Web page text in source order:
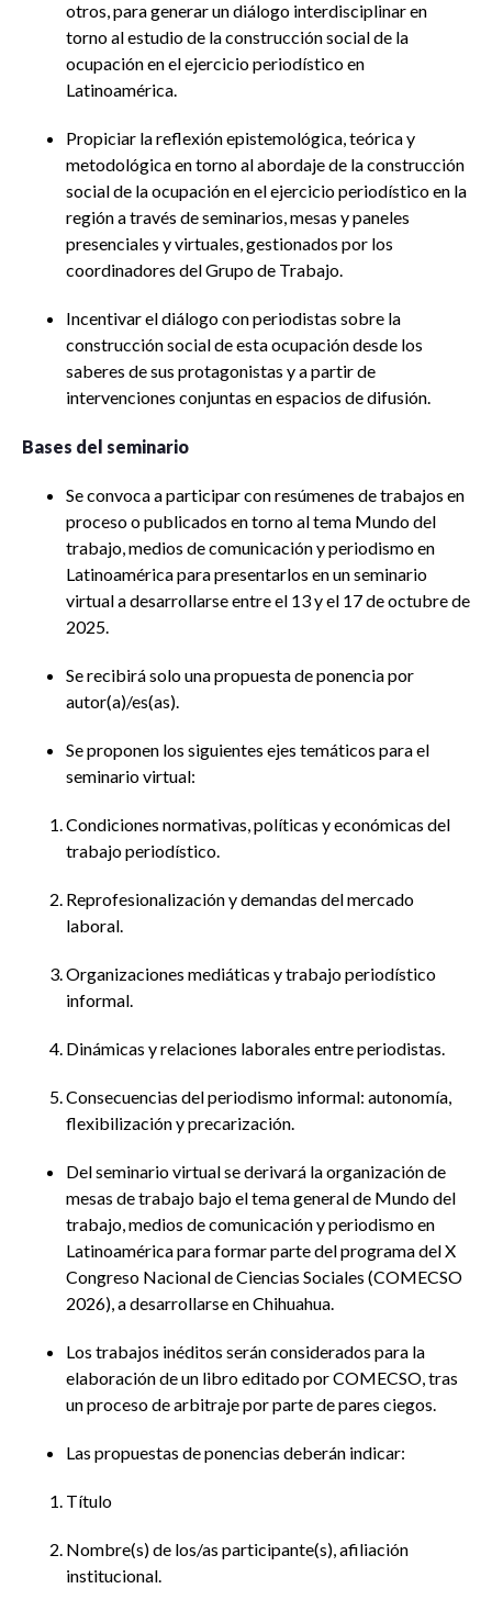
otros, para generar un diálogo interdisciplinar en
torno al estudio de la construcción social de la
ocupación en el ejercicio periodístico en
Latinoamérica.
Propiciar la reflexión epistemológica, teórica y
metodológica en torno al abordaje de la construcción
social de la ocupación en el ejercicio periodístico en la
región a través de seminarios, mesas y paneles
presenciales y virtuales, gestionados por los
coordinadores del Grupo de Trabajo.
Incentivar el diálogo con periodistas sobre la
construcción social de esta ocupación desde los
saberes de sus protagonistas y a partir de
intervenciones conjuntas en espacios de difusión.
Bases del seminario
Se convoca a participar con resúmenes de trabajos en
proceso o publicados en torno al tema Mundo del
trabajo, medios de comunicación y periodismo en
Latinoamérica para presentarlos en un seminario
virtual a desarrollarse entre el 13 y el 17 de octubre de
2025.
Se recibirá solo una propuesta de ponencia por
autor(a)/es(as).
Se proponen los siguientes ejes temáticos para el
seminario virtual:
Condiciones normativas, políticas y económicas del
trabajo periodístico.
Reprofesionalización y demandas del mercado
laboral.
Organizaciones mediáticas y trabajo periodístico
informal.
Dinámicas y relaciones laborales entre periodistas.
Consecuencias del periodismo informal: autonomía,
flexibilización y precarización.
Del seminario virtual se derivará la organización de
mesas de trabajo bajo el tema general de Mundo del
trabajo, medios de comunicación y periodismo en
Latinoamérica para formar parte del programa del X
Congreso Nacional de Ciencias Sociales (COMECSO
2026), a desarrollarse en Chihuahua.
Los trabajos inéditos serán considerados para la
elaboración de un libro editado por COMECSO, tras
un proceso de arbitraje por parte de pares ciegos.
Las propuestas de ponencias deberán indicar:
Título
Nombre(s) de los/as participante(s), afiliación
institucional.